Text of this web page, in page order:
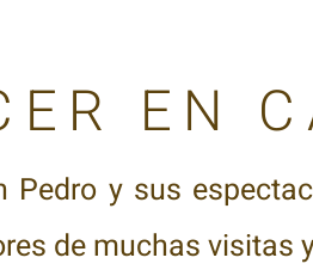
EN
Pedro y sus
de muchas visitas